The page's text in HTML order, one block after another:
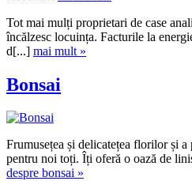
Tot mai mulți proprietari de case
încălzesc locuința. Facturile la
d[...] mai mult »
Bonsai
Frumusețea și delicatețea florilor și
pentru noi toți. Îți oferă o oază de
despre bonsai »